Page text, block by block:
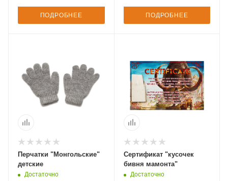
ПОДРОБНЕЕ ПОДРОБНЕЕ
Перчатки "Монгольские"
детские
Достаточно
Сертификат "кусочек
бивня мамонта"
Достаточно